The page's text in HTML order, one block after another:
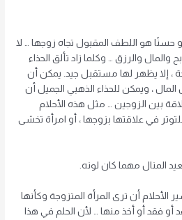
أو حسنًا هو اللطف المقبول تجاه زوجها … لا
والمال والرزق … وكلما زاد تألق الحذاء
، إلا يظهر لها مستقبل جيد. يمكن أن
المال ، ويمكن للحذاء الذهبي الجميل أن
بين الزوجين … مثل هذه الأحلام
في علاقتها بزوجها ، أو امرأة تخشى
المنال مهما كان لونه.
الأحلام أن ترى المرأة المتزوجة وكأنها
أو فقد أو أخذ منها … لأن الحلم في هذا